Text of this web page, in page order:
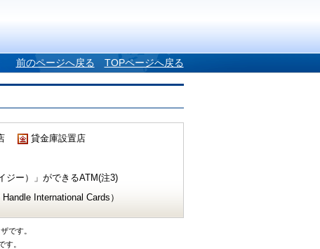
前のページへ戻る TOPページへ戻る
貸金庫設置店
ジー）」ができるATM(注3)
International Cards）
です。
す。